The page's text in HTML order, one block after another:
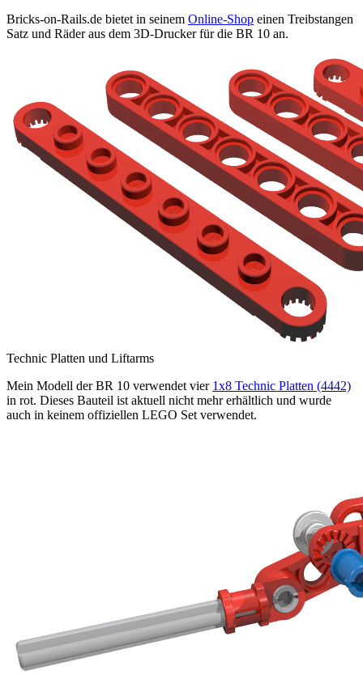
Bricks-on-Rails.de bietet in seinem Online-Shop einen Treibstangen
Satz und Räder aus dem 3D-Drucker für die BR 10 an.
Technic Platten und Liftarms
Mein Modell der BR 10 verwendet vier 1x8 Technic Platten (4442)
in rot. Dieses Bauteil ist aktuell nicht mehr erhältlich und wurde
auch in keinem offiziellen LEGO Set verwendet.